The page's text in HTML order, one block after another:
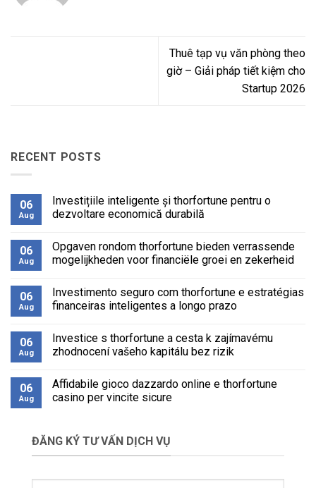
Thuê tạp vụ văn phòng theo
giờ – Giải pháp tiết kiệm cho
Startup 2026
RECENT POSTS
06
Aug
Investițiile inteligente și thorfortune pentru o
dezvoltare economică durabilă
on
Investițiile
inteligente
pentru
o
dezvoltare
06
Aug
Opgaven rondom thorfortune bieden verrassende
mogelijkheden voor financiële groei en zekerheid
on
Opgaven
rondom
verrassende
mogelijkheden
voor
en
zekerheid
06
Aug
Investimento seguro com thorfortune e estratégias
financeiras inteligentes a longo prazo
on
Investimento
seguro
e
estratégias
financeiras
prazo
06
Aug
Investice s thorfortune a cesta k zajímavému
zhodnocení vašeho kapitálu bez rizik
on
Investice
s
k
zajímavému
zhodnocení
06
Aug
Affidabile gioco dazzardo online e thorfortune
casino per vincite sicure
Affidabile
gioco
dazzardo
ĐĂNG KÝ TƯ VẤN DỊCH VỤ